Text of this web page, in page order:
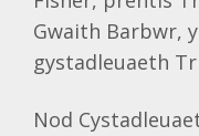
Gwaith Barbwr,
gystadleuaeth
Nod